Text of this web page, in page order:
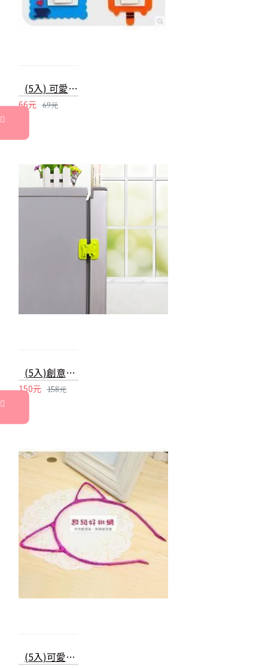
(5入) 可愛卡通鏤空開關貼 家居牆壁貼 不傷牆壁 免黏開關套
66元 69元
(5入)創意狗狗造型安全門鎖 冰箱櫥櫃安全鎖
150元 158元
(5入)可愛立體貓耳朵髮箍 髮圈 兒童 成人 創意變裝飾品 亮色頭箍